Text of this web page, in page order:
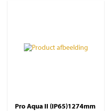
Pro Aqua II (IP65)1274mm